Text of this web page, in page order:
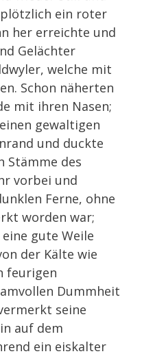
ein roter
her erreichte und
Gelächter
welche mit
Schon näherten
mit ihren Nasen;
gewaltigen
und duckte
Stämme des
vorbei und
Ferne, ohne
worden war;
gute Weile
der Kälte wie
feurigen
Dummheit
seine
auf dem
ein eiskalter